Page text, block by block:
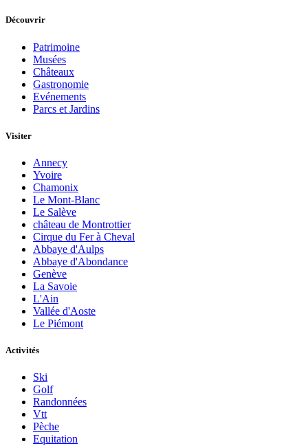
Découvrir
Patrimoine
Musées
Châteaux
Gastronomie
Evénements
Parcs et Jardins
Visiter
Annecy
Yvoire
Chamonix
Le Mont-Blanc
Le Salève
château de Montrottier
Cirque du Fer à Cheval
Abbaye d'Aulps
Abbaye d'Abondance
Genève
La Savoie
L'Ain
Vallée d'Aoste
Le Piémont
Activités
Ski
Golf
Randonnées
Vtt
Pèche
Equitation